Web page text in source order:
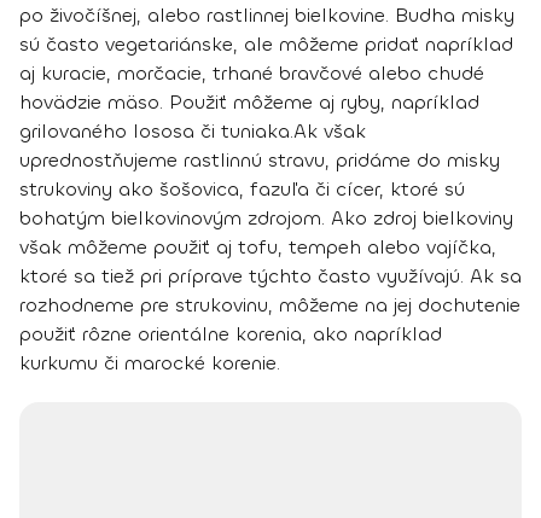
po živočíšnej, alebo rastlinnej bielkovine. Budha misky
sú často vegetariánske, ale môžeme pridať napríklad
aj kuracie, morčacie, trhané bravčové alebo chudé
hovädzie mäso. Použiť môžeme aj ryby, napríklad
grilovaného lososa či tuniaka.Ak však
uprednostňujeme rastlinnú stravu, pridáme do misky
strukoviny ako šošovica, fazuľa či cícer, ktoré sú
bohatým bielkovinovým zdrojom. Ako zdroj bielkoviny
však môžeme použiť aj tofu, tempeh alebo vajíčka,
ktoré sa tiež pri príprave týchto často využívajú. Ak sa
rozhodneme pre strukovinu, môžeme na jej dochutenie
použiť rôzne orientálne korenia, ako napríklad
kurkumu či marocké korenie.